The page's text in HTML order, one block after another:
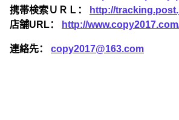
携帯検索ＵＲＬ：
http://
店舗URL：
http://
連絡先： copy2017@163.com